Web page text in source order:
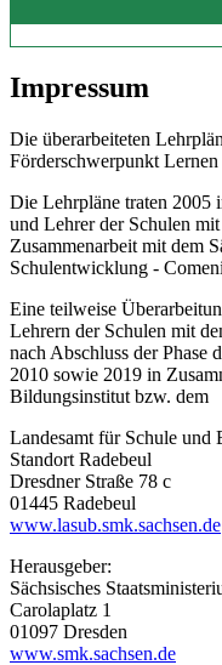
Impressum
Die überarbeiteten
Förderschwerpunkt
Die Lehrpläne traten 2005
und Lehrer der Schulen
Zusammenarbeit mit dem
Schulentwicklung -
Eine teilweise
Lehrern der Schulen mit
nach Abschluss der Phase
2010 sowie 2019 in
Bildungsinstitut bzw. dem
Landesamt für Schule und
Standort Radebeul
Dresdner Straße 78 c
01445 Radebeul
www.lasub.smk.sachsen.de
Herausgeber:
Sächsisches
Carolaplatz 1
01097 Dresden
www.smk.sachsen.de